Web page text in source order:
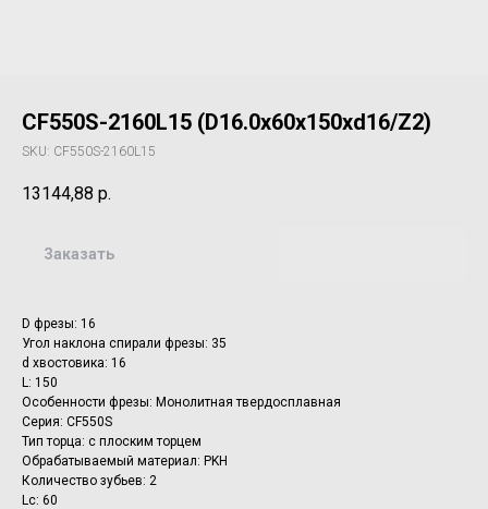
CF550S-2160L15 (D16.0x60x150xd16/Z2)
SKU: CF550S-2160L15
13144,88 р.
Заказать
D фрезы: 16
Угол наклона спирали фрезы: 35
d хвостовика: 16
L: 150
Особенности фрезы: Монолитная твердосплавная
Серия: CF550S
Тип торца: с плоским торцем
Обрабатываемый материал: PKH
Количество зубьев: 2
Lc: 60